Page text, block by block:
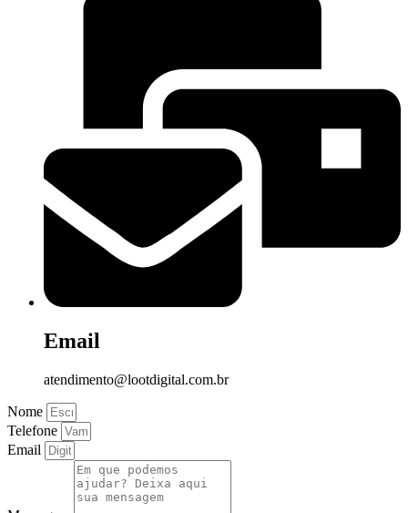
Email
atendimento@lootdigital.com.br
Nome
Telefone
Email